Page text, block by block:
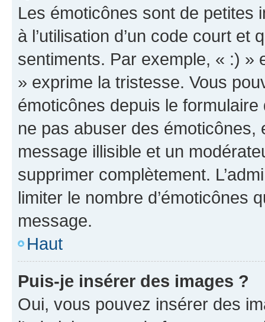
Les émoticônes sont de petites
à l’utilisation d’un code court et
sentiments. Par exemple, « :) »
» exprime la tristesse. Vous
émoticônes depuis le
ne pas abuser des
message illisible et un
supprimer complètement.
limiter le nombre d’émoticônes
message.
Haut
Puis-je insérer des images ?
Oui, vous pouvez insérer des